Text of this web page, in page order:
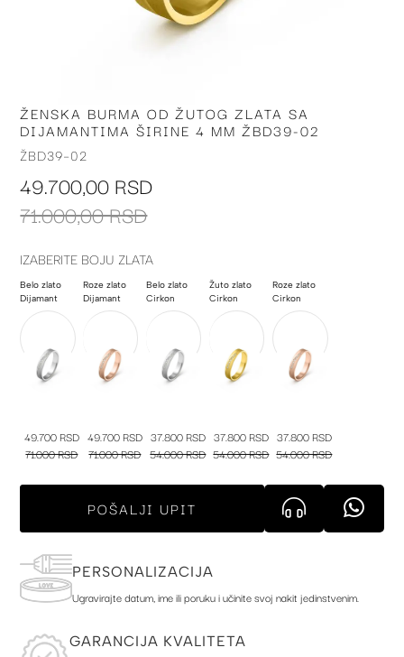
Skip
to
the
of
images
ŽENSKA BURMA OD ŽUTOG ZLATA SA
DIJAMANTIMA ŠIRINE 4 MM ŽBD39-02
ŽBD39-02
49.700,00 RSD
71.000,00 RSD
IZABERITE BOJU ZLATA
Belo zlato
Dijamant
49.700 RSD
71.000 RSD
Roze zlato
Dijamant
49.700 RSD
71.000 RSD
Belo zlato
Cirkon
37.800 RSD
54.000 RSD
Žuto zlato
Cirkon
37.800 RSD
54.000 RSD
Roze zlato
Cirkon
37.800 RSD
54.000 RSD
POŠALJI UPIT
PERSONALIZACIJA
Ugravirajte datum, ime ili poruku i učinite svoj nakit jedinstvenim.
GARANCIJA KVALITETA